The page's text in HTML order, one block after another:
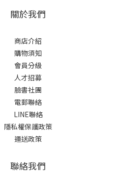
關於我們
商店介紹
購物須知
會員分級
人才招募
臉書社團
電郵聯絡
LINE聯絡
隱私權保護政策
運送政策
聯絡我們